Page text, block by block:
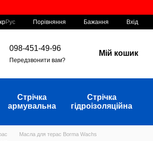
Рус Порівняння Бажання Вхід
098-451-49-96
Передзвонити вам?
Мій кошик
Стрічка
армувальна
Стрічка
гідроізоляційна
Масла для терас Borma Wachs